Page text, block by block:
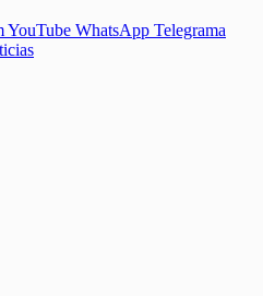
YouTube WhatsApp Telegrama